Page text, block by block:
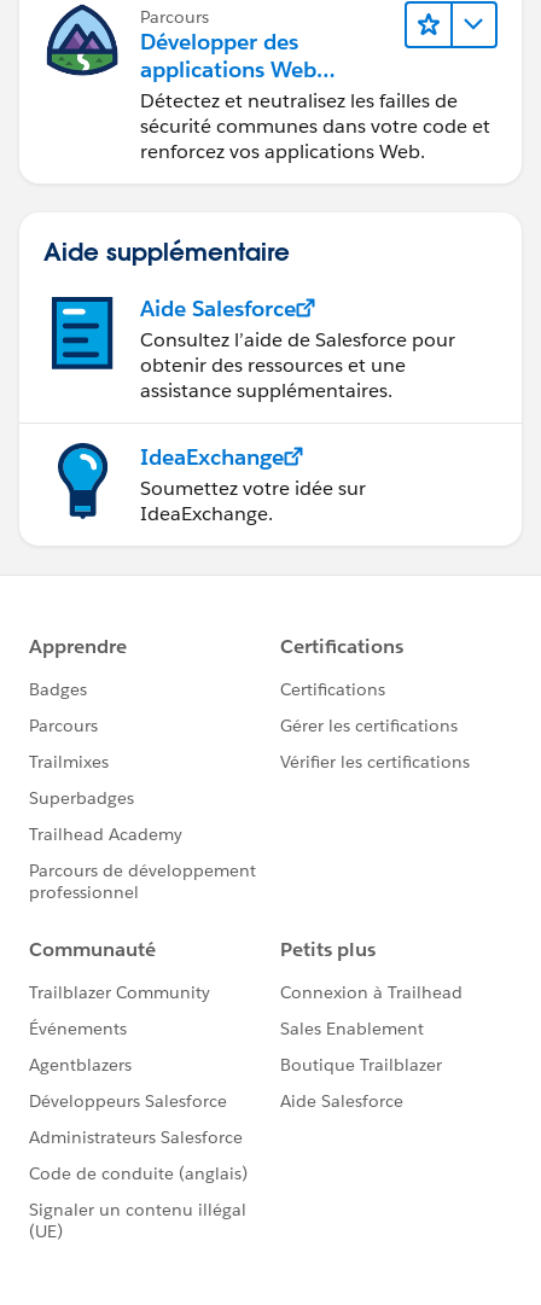
Parcours
Développer des
applications Web
sécurisées
Détectez et neutralisez les failles de
sécurité communes dans votre code et
renforcez vos applications Web.
Aide supplémentaire
Aide Salesforce
Consultez l’aide de Salesforce pour
obtenir des ressources et une
assistance supplémentaires.
IdeaExchange
Soumettez votre idée sur
IdeaExchange.